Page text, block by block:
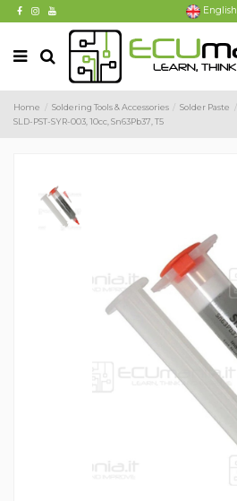
English
Home Soldering Tools & Accessories Solder Paste
SLD-PST-SYR-003, 10cc, Sn63Pb37, T5